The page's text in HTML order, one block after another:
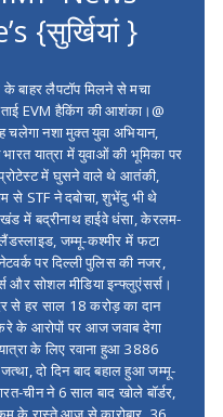
{सुर्खियां }
के बाहर लैपटॉप मिलने से मचा
EVM हैकिंग की आशंका।@
नशा मुक्त युवा अभियान,
यात्रा में युवाओं की भूमिका पर
में घुसने वाले थे आतंकी,
से STF ने दबोचा, शुभेंदु भी थे
में बद्रीनाथ हाईवे धंसा, केरलम-
जम्मू-कश्मीर में फटा
पर दिल्ली पुलिस की नजर,
और सोशल मीडिया इन्फ्लुएंसर्स।
से हर साल 18 करोड़ का दान
के आरोपों पर आज जवाब देगा
के लिए रवाना हुआ 3886
जत्था, दो दिन बाद बहाल हुआ जम्मू-
चीन ने 6 साल बाद खोले बॉर्डर,